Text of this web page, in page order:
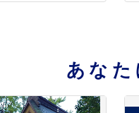
あなた